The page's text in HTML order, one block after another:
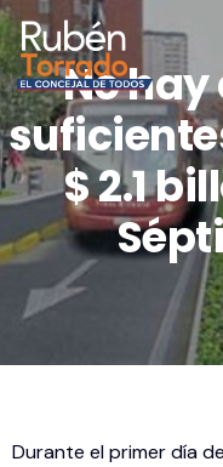
No
$ 2.1
Durante el primer día